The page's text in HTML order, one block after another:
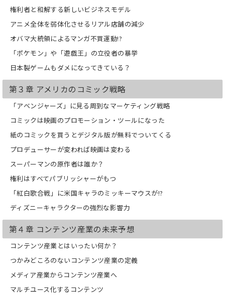
権利者と和解する新しいビジネスモデル
アニメ全体を弱体化させるリアル店舗の減少
オバマ大統領によるマンガ不買運動!?
「ポケモン」や「遊戯王」の立役者の暴挙
日本製ゲームもダメになってきている？
第３章 アメリカのコミック戦略
「アベンジャーズ」に見る周到なマーケティング戦略
コミックは映画のプロモーション・ツールになった
紙のコミックを買うとデジタル版が無料でついてくる
プロデューサーが変われば映画は変わる
スーパーマンの原作者は誰か？
権利はすべてパブリッシャーがもつ
「紅白歌合戦」に米国キャラのミッキーマウスが!?
ディズニーキャラクターの強烈な影響力
第４章 コンテンツ産業の未来予想
コンテンツ産業とはいったい何か？
つかみどころのないコンテンツ産業の定義
メディア産業からコンテンツ産業へ
マルチユース化するコンテンツ